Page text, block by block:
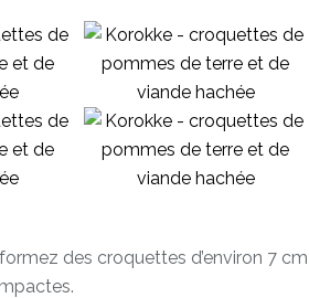
des croquettes d’environ 7 cm